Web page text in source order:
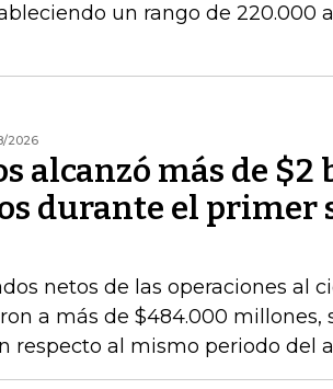
un rango de 220.000
2026
alcanzó más de $2
durante el primer
netos de las operaciones al
a más de $484.000 millones,
respecto al mismo periodo del